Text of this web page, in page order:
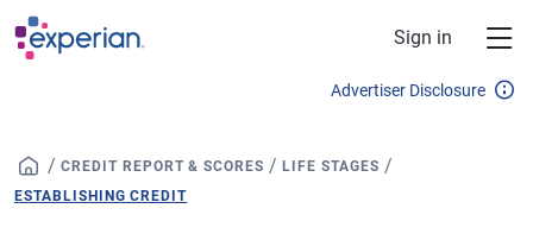
Skip to main content
Sign in
Advertiser Disclosure
/ CREDIT REPORT & SCORES /LIFE STAGES /
ESTABLISHING CREDIT